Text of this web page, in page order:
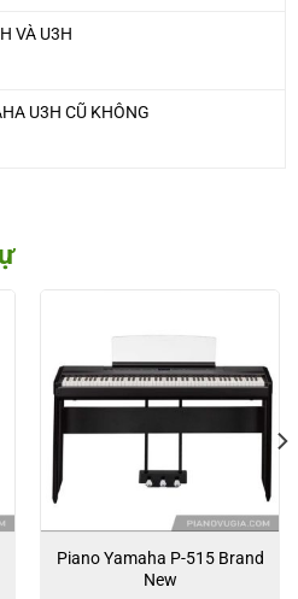
VÀ U3H
U3H CŨ KHÔNG
Piano Yamaha P-515 Brand
New